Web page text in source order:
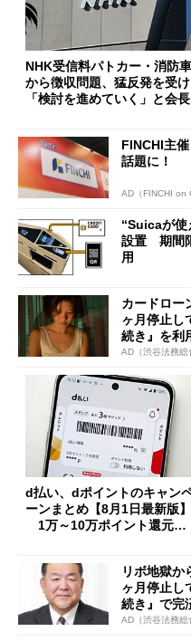
NHK受信料パトカー・消防車
から徴収問題、猛反発を受け
「検討を進めていく」と会長
FINCHI主
話題に！
AD（FINCHI on
“Suicaが使
設置 期間
用
カードロー
ヶ月停止し
続き』を利
AD（渋谷法務総
d払い、dポイントのキャン
ーンまとめ【8月1日最新版】
1万～10万ポイント還元の
リボ地獄か
ヶ月停止し
続き』で完
AD（渋谷法務総